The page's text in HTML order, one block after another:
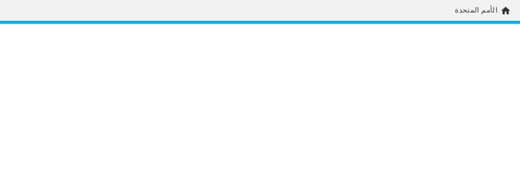
home الأمم المتحدة